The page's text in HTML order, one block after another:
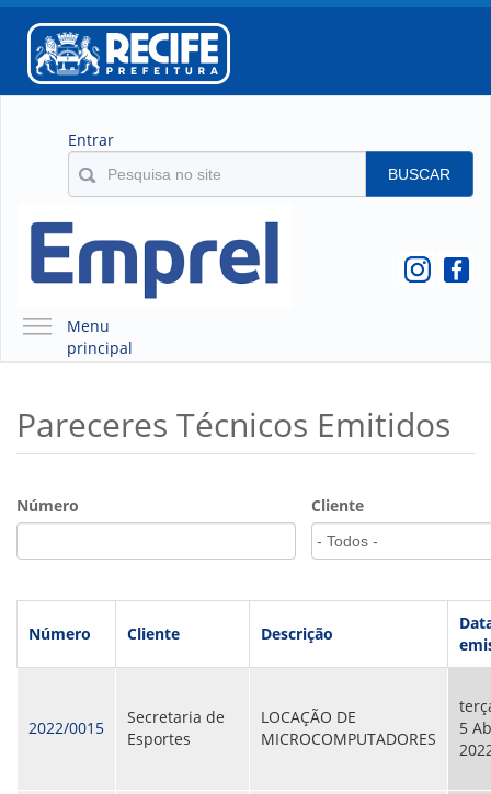
Entrar
BUSCAR
Menu
principal
QUEM SOMOS
O QUE É A EMPREL
ORGANOGRAMA
LOCALIZAÇÃO
GOVERNANÇA
COMISSÕES
Pareceres Técnicos Emitidos
Número Cliente
Número Cliente Descrição
2022/0015
Secretaria de
Esportes
LOCAÇÃO DE
MICROCOMPUTADORES
5